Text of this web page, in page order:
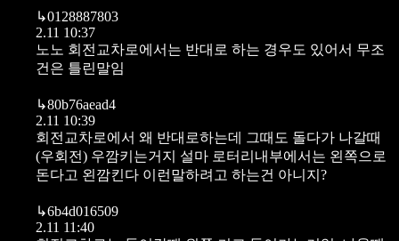
↳0128887803
2.11 10:37
노노 회전교차로에서는 반대로 하는 경우도 있어서 무조
건은 틀린말임
↳80b76aead4
2.11 10:39
회전교차로에서 왜 반대로하는데 그때도 돌다가 나갈때
(우회전) 우깜키는거지 설마 로터리내부에서는 왼쪽으로
돈다고 왼깜킨다 이런말하려고 하는건 아니지?
↳6b4d016509
2.11 11:40